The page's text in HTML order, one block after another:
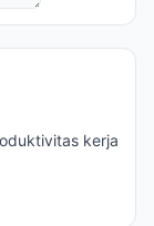
kerja